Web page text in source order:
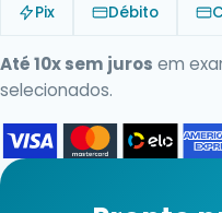
Pix Débito
Até 10x sem juros em
selecionados.